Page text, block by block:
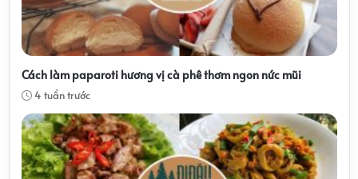
Cách làm paparoti hương vị cà phê thơm ngon nức mũi
4 tuần trước